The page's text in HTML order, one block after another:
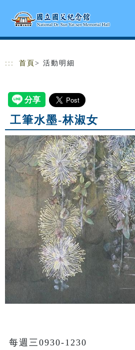
::: 首頁 > 活動明細
工筆水墨-林淑女
每週三0930-1230